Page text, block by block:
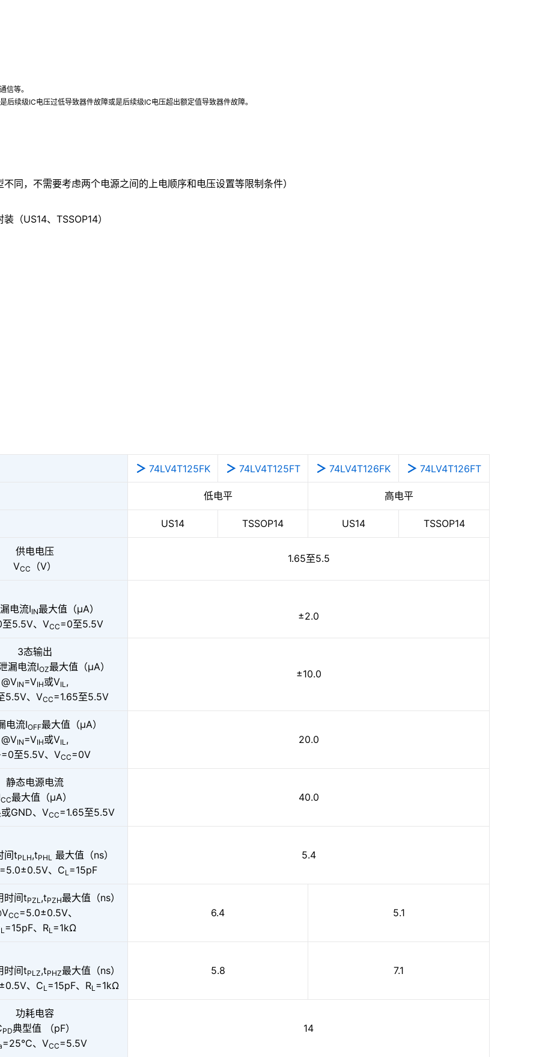
信等。
续级IC电压过低导致器件故障或是后续级IC电压超出额定值导致器件故障。
同，不需要考虑两个电源之间的上电顺序和电压设置等限制条件）
（US14、TSSOP14）
74LV4T125FK 74LV4T125FT 74LV4T126FK 74LV4T126FT
低电平 高电平
US14 TSSOP14 US14 TSSOP14
供电电压
VCC （V）
1.65至5.5
电流IIN最大值（µA）
5.5V、VCC=0至5.5V
±2.0
3态输出
漏电流IOZ最大值（µA）
@VIN=VIH或VIL ,
5.5V、VCC=1.65至5.5V
±10.0
电流IOFF最大值（µA）
@VIN=VIH或VIL ,
=0至5.5V、VCC=0V
20.0
静态电源电流
CC最大值（µA）
或GND、VCC=1.65至5.5V
40.0
间tPLH,tPHL 最大值（ns）
=5.0±0.5V、CL =15pF
5.4
时间tPZL ,tPZH最大值（ns）
CC=5.0±0.5V、
L =15pF、RL =1kΩ
6.4 5.1
时间tPLZ,tPHZ最大值（ns）
、CL =15pF、RL =1kΩ
5.8 7.1
功耗电容
PD典型值 （pF）
=25°C、VCC=5.5V
14